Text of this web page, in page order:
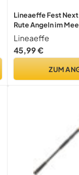
Lineaeffe Fest
Rute Angeln im
Teleskopische
Lineaeffe
45,99 €
ZUM